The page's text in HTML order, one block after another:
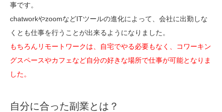
事です。
chatworkやzoomなどITツールの進化によって、会社に出勤しな
くとも仕事を行うことが出来るようになりました。
もちろんリモートワークは、自宅でやる必要もなく、コワーキン
グスペースやカフェなど自分の好きな場所で仕事が可能となりま
した。
自分に合った副業とは？